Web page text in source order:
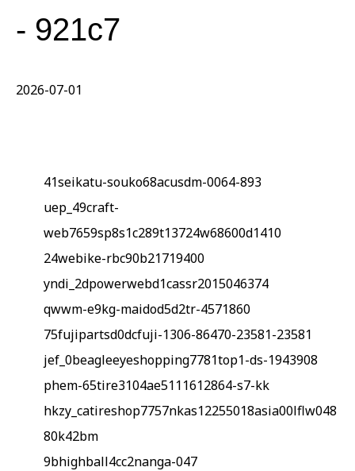
- 921c7
2026-07-01
41seikatu-souko68acusdm-0064-893
uep_49craft-
web7659sp8s1c289t13724w68600d1410
24webike-rbc90b21719400
yndi_2dpowerwebd1cassr2015046374
qwwm-e9kg-maidod5d2tr-4571860
75fujipartsd0dcfuji-1306-86470-23581-23581
jef_0beagleeyeshopping7781top1-ds-1943908
phem-65tire3104ae5111612864-s7-kk
hkzy_catireshop7757nkas12255018asia00lflw048
80k42bm
9bhighball4cc2nanga-047